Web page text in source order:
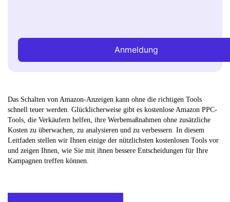
Anmeldung
Das Schalten von Amazon-Anzeigen kann ohne die richtigen Tools
schnell teuer werden. Glücklicherweise gibt es kostenlose Amazon PPC-
Tools, die Verkäufern helfen, ihre Werbemaßnahmen ohne zusätzliche
Kosten zu überwachen, zu analysieren und zu verbessern. In diesem
Leitfaden stellen wir Ihnen einige der nützlichsten kostenlosen Tools vor
und zeigen Ihnen, wie Sie mit ihnen bessere Entscheidungen für Ihre
Kampagnen treffen können.